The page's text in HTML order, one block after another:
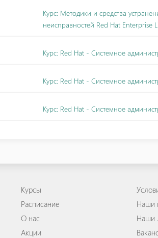
Курс: Методики и средства
неисправностей Red Hat Enterprise
Курс: Red Hat - Системное
Курс: Red Hat - Системное
Курс: Red Hat - Системное
Курсы
Расписание
О нас
Акции
Наши
Наши